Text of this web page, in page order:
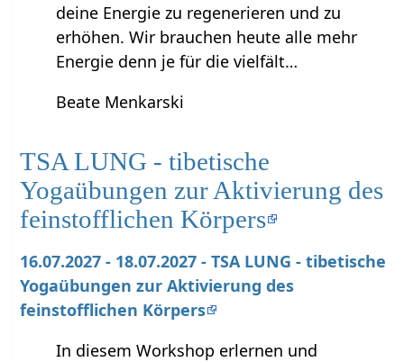
deine Energie zu regenerieren und zu
erhöhen. Wir brauchen heute alle mehr
Energie denn je für die vielfält…
Beate Menkarski
TSA LUNG - tibetische
Yogaübungen zur Aktivierung des
feinstofflichen Körpers
16.07.2027 - 18.07.2027 - TSA LUNG - tibetische
Yogaübungen zur Aktivierung des
feinstofflichen Körpers
In diesem Workshop erlernen und